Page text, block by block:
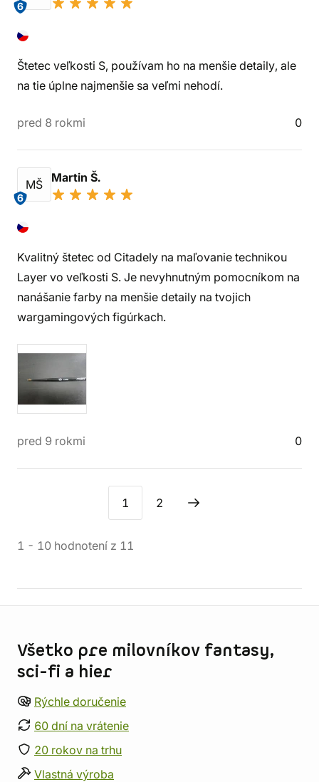
6
Štetec veľkosti S, používam ho na menšie detaily, ale
na tie úplne najmenšie sa veľmi nehodí.
pred 8 rokmi 0
MŠ
6
Martin Š.
Kvalitný štetec od Citadely na maľovanie technikou
Layer vo veľkosti S. Je nevyhnutným pomocníkom na
nanášanie farby na menšie detaily na tvojich
wargamingových figúrkach.
pred 9 rokmi 0
1 2
1 - 10 hodnotení z 11
Všetko pre milovníkov fantasy,
sci-fi a hier
Rýchle doručenie
60 dní na vrátenie
20 rokov na trhu
Vlastná výroba